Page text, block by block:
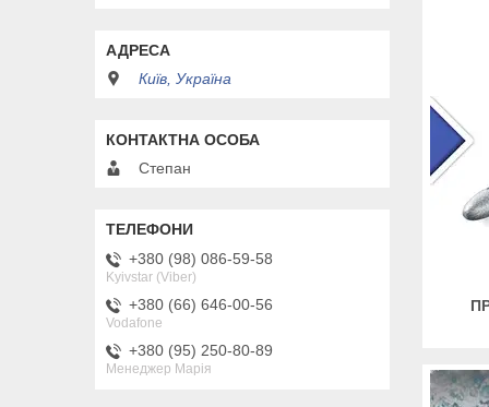
Київ, Україна
Степан
+380 (98) 086-59-58
Kyivstar (Viber)
+380 (66) 646-00-56
Vodafone
+380 (95) 250-80-89
Менеджер Марія